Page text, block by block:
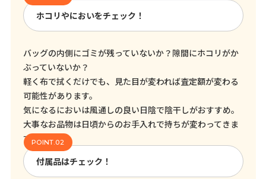
ホコリやにおいをチェック！
バッグの内側にゴミが残っていないか？隙間にホコリがか
ぶっていないか？
軽く布で拭くだけでも、見た目が変われば査定額が変わる
可能性があります。
気になるにおいは風通しの良い日陰で陰干しがおすすめ。
大事なお品物は日頃からのお手入れで持ちが変わってきま
す！
付属品はチェック！